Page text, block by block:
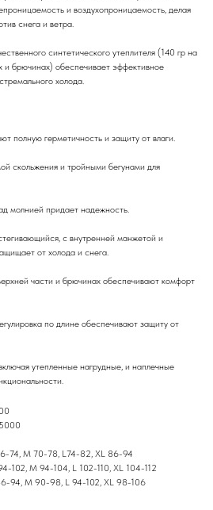
и воздухопроницаемость, делая
снега и ветра.
синтетического утеплителя (140 гр на
и брючинах) обеспечивает эффективное
холода.
полную герметичность и защиту от влаги.
скольжения и тройными бегунами для
молнией придает надежность.
с внутренней манжетой и
от холода и снега.
части и брючинах обеспечивают комфорт
по длине обеспечивают защиту от
утепленные нагрудные, и наплечные
74, M 70-78, L74-82, XL 86-94
102, M 94-104, L 102-110, XL 104-112
94, M 90-98, L 94-102, XL 98-106